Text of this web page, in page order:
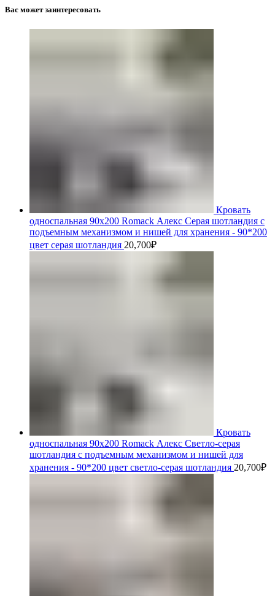
Вас может заинтересовать
Кровать
односпальная 90х200 Romack Алекс Серая шотландия с
подъемным механизмом и нишей для хранения - 90*200
цвет серая шотландия 20,700₽
Кровать
односпальная 90х200 Romack Алекс Светло-серая
шотландия с подъемным механизмом и нишей для
хранения - 90*200 цвет светло-серая шотландия 20,700₽